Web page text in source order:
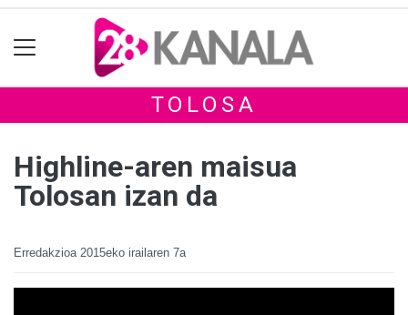
TOLOSA
Highline-aren maisua
Tolosan izan da
Erredakzioa 2015eko irailaren 7a